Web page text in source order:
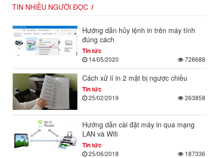
TIN NHIỀU NGƯỜI ĐỌC
Hướng dẫn hủy lệnh in trên máy tính
đúng cách
Tin tức
14/05/2020 728688
Cách xử lí in 2 mặt bị ngược chiều
Tin tức
25/02/2019 263858
Hướng dẫn cài đặt máy in qua mạng
LAN và Wifi
Tin tức
25/06/2018 187336